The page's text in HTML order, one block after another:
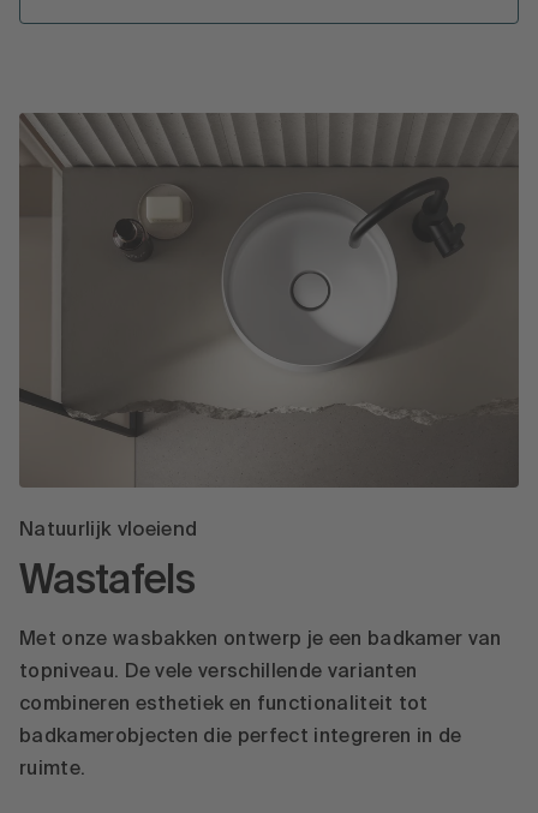
Natuurlijk vloeiend
Wastafels
Met onze wasbakken ontwerp je een badkamer van
topniveau. De vele verschillende varianten
combineren esthetiek en functionaliteit tot
badkamerobjecten die perfect integreren in de
ruimte.